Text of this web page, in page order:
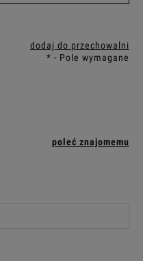
dodaj do przechowalni
* - Pole wymagane
poleć znajomemu